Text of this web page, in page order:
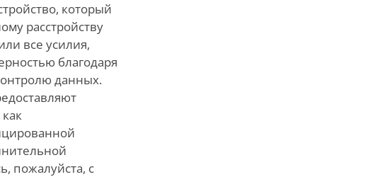
который
расстройству
все усилия,
благодаря
данных.
пожалуйста, с